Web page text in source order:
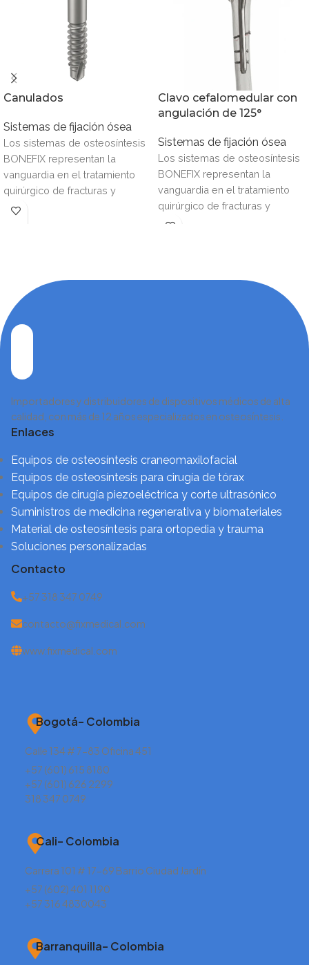
Canulados
Sistemas de fijación ósea
Los sistemas de osteosíntesis
BONEFIX representan la
vanguardia en el tratamiento
quirúrgico de fracturas y
reconstrucciones óseas,
Clavo cefalomedular con
angulación de 125°
Sistemas de fijación ósea
Los sistemas de osteosíntesis
BONEFIX representan la
vanguardia en el tratamiento
quirúrgico de fracturas y
reconstrucciones óseas,
Importadores y distribuidores de dispositivos médicos de alta
calidad, con más de 12 años especializados en osteosíntesis.
Enlaces
Equipos de osteosíntesis craneomaxilofacial
Equipos de osteosíntesis para cirugía de tórax
Equipos de cirugía piezoeléctrica y corte ultrasónico
Suministros de medicina regenerativa y biomateriales
Material de osteosíntesis para ortopedia y trauma
Soluciones personalizadas
Contacto
+57 318 347 0749
contacto@fixmedical.com
www.fixmedical.com
Bogotá– Colombia
Calle 134 # 7-83 Oficina 451
+57 (601) 615 8180
+57 (601) 626 2299
318 347 0749
Cali– Colombia
Carrera 101 # 17-69 Barrio Ciudad Jardín
+57 (602) 401 1190
+57 316 4830043
Barranquilla– Colombia